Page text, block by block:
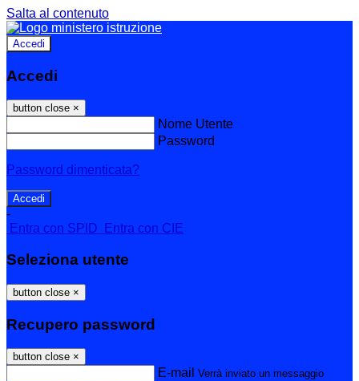
Salta al contenuto
Accedi
Accedi
button close ×
Nome Utente
Password
Password dimenticata?
-
Entra con SPID
Entra con CIE
Seleziona utente
button close ×
Recupero password
button close ×
E-mail Verrà inviato un messaggio